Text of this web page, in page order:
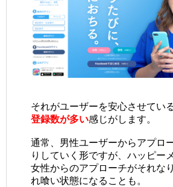
それがユーザーを安心させてい
登録数が多い感じがします。
通常、男性ユーザーからアプロ
りしていく形ですが、ハッピー
女性からのアプローチがそれな
れ喰い状態になることも。